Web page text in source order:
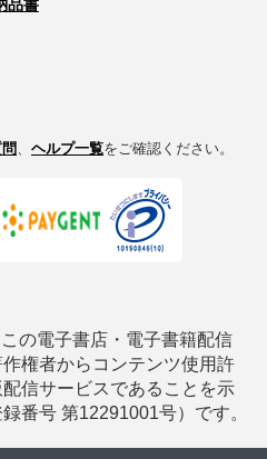
品書
、 ヘルプ一覧をご確認ください。
の電子書店・電子書籍配信
権者からコンテンツ使用許
信サービスであることを示
番号 第12291001号）です。